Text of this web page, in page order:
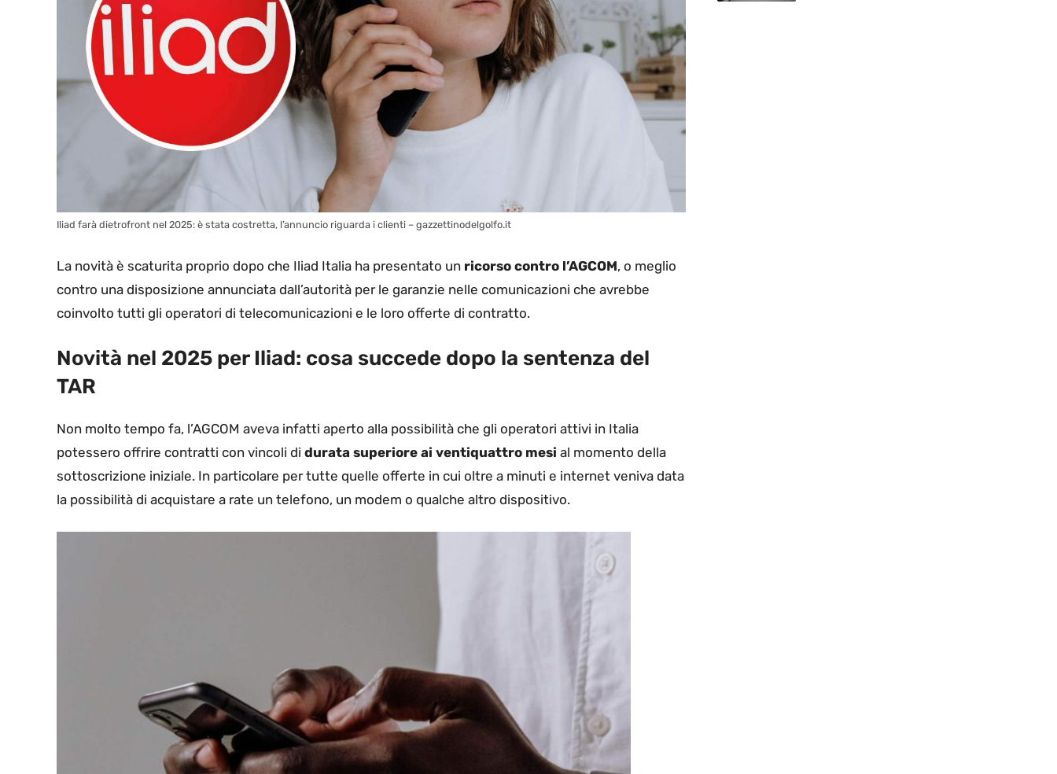
Iliad farà dietrofront nel 2025: è stata costretta, l’annuncio riguarda i clienti – gazzettinodelgolfo.it
La novità è scaturita proprio dopo che Iliad Italia ha presentato un ricorso contro l’AGCOM, o meglio
contro una disposizione annunciata dall’autorità per le garanzie nelle comunicazioni che avrebbe
coinvolto tutti gli operatori di telecomunicazioni e le loro offerte di contratto.
Novità nel 2025 per Iliad: cosa succede dopo la sentenza del
TAR
Non molto tempo fa, l’AGCOM aveva infatti aperto alla possibilità che gli operatori attivi in Italia
potessero offrire contratti con vincoli di durata superiore ai ventiquattro mesi al momento della
sottoscrizione iniziale. In particolare per tutte quelle offerte in cui oltre a minuti e internet veniva data
la possibilità di acquistare a rate un telefono, un modem o qualche altro dispositivo.